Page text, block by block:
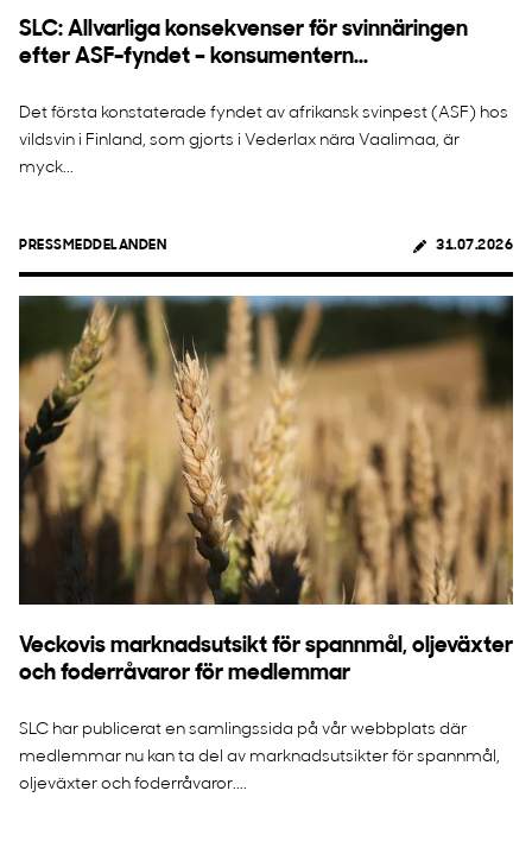
SLC: Allvarliga konsekvenser för svinnäringen
efter ASF-fyndet – konsumentern...
Det första konstaterade fyndet av afrikansk svinpest (ASF) hos
vildsvin i Finland, som gjorts i Vederlax nära Vaalimaa, är
myck...
PRESSMEDDELANDEN 31.07.2026
Veckovis marknadsutsikt för spannmål, oljeväxter
och foderråvaror för medlemmar
SLC har publicerat en samlingssida på vår webbplats där
medlemmar nu kan ta del av marknadsutsikter för spannmål,
oljeväxter och foderråvaror....